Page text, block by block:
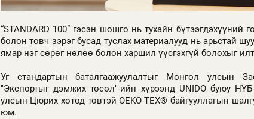
“STANDARD 100” гэсэн шошго нь тухайн бүтээгдэхүүний
болон товч зэрэг бусад туслах материалууд нь арьстай
ямар нэг сөрөг нөлөө болон харшил үүсгэхгүй болохыг
Уг стандартын баталгаажуулалтыг Монгол улсын
"Экспортыг дэмжих төсөл"-ийн хүрээнд UNIDO буюу
улсын Цюрих хотод төвтэй OEKO-TEX® байгууллагын
юм.